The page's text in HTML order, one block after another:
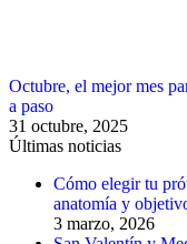
Octubre, el mejor mes
a paso
31 octubre, 2025
Últimas noticias
Cómo elegir tu
anatomía y
3 marzo, 2026